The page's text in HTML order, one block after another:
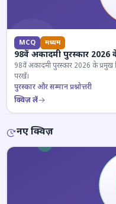
MCQ मध्यम
98वें अकादमी पुरस्कार 2026
98वें अकादमी पुरस्कार 2026 के प्रमुख
परखें।
पुरस्कार और सम्मान प्रश्नोत्तरी
क्विज़ लें
नए क्विज़